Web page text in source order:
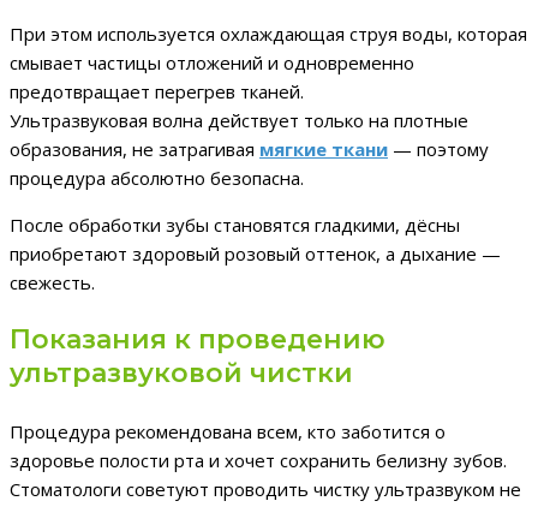
При этом используется охлаждающая струя воды, которая
смывает частицы отложений и одновременно
предотвращает перегрев тканей.
Ультразвуковая волна действует только на плотные
образования, не затрагивая мягкие ткани — поэтому
процедура абсолютно безопасна.
После обработки зубы становятся гладкими, дёсны
приобретают здоровый розовый оттенок, а дыхание —
свежесть.
Показания к проведению
ультразвуковой чистки
Процедура рекомендована всем, кто заботится о
здоровье полости рта и хочет сохранить белизну зубов.
Стоматологи советуют проводить чистку ультразвуком не